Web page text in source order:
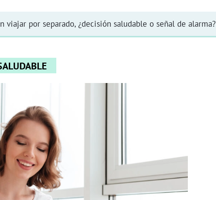
viajar por separado, ¿decisión saludable o señal de alarma?